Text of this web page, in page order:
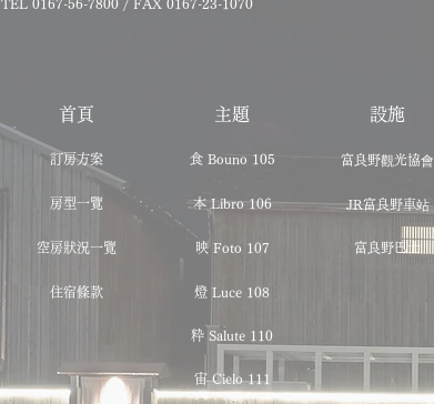
TEL 0167-56-7800 / FAX 0167-23-1070
首頁 主題 設施
訂房方案 食 Bouno 105
房型一覽 本 Libro 106
空房狀況一覽 映 Foto 107
富良野觀光協會
住宿條款 燈 Luce 108
粋 Salute 110
JR富良野車站
富良野巴士
宙 Cielo 111